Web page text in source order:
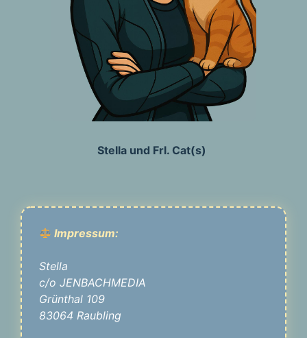
Stella und Frl. Cat(s)
Impressum:
Stella
c/o JENBACHMEDIA
Grünthal 109
83064 Raubling